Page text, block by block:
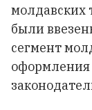
молдавских
были
сегмент